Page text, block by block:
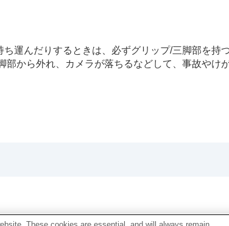
運んだりするときは、必ずグリップ/三脚部を持
から外れ、カメラが落ちるなどして、事故やけ